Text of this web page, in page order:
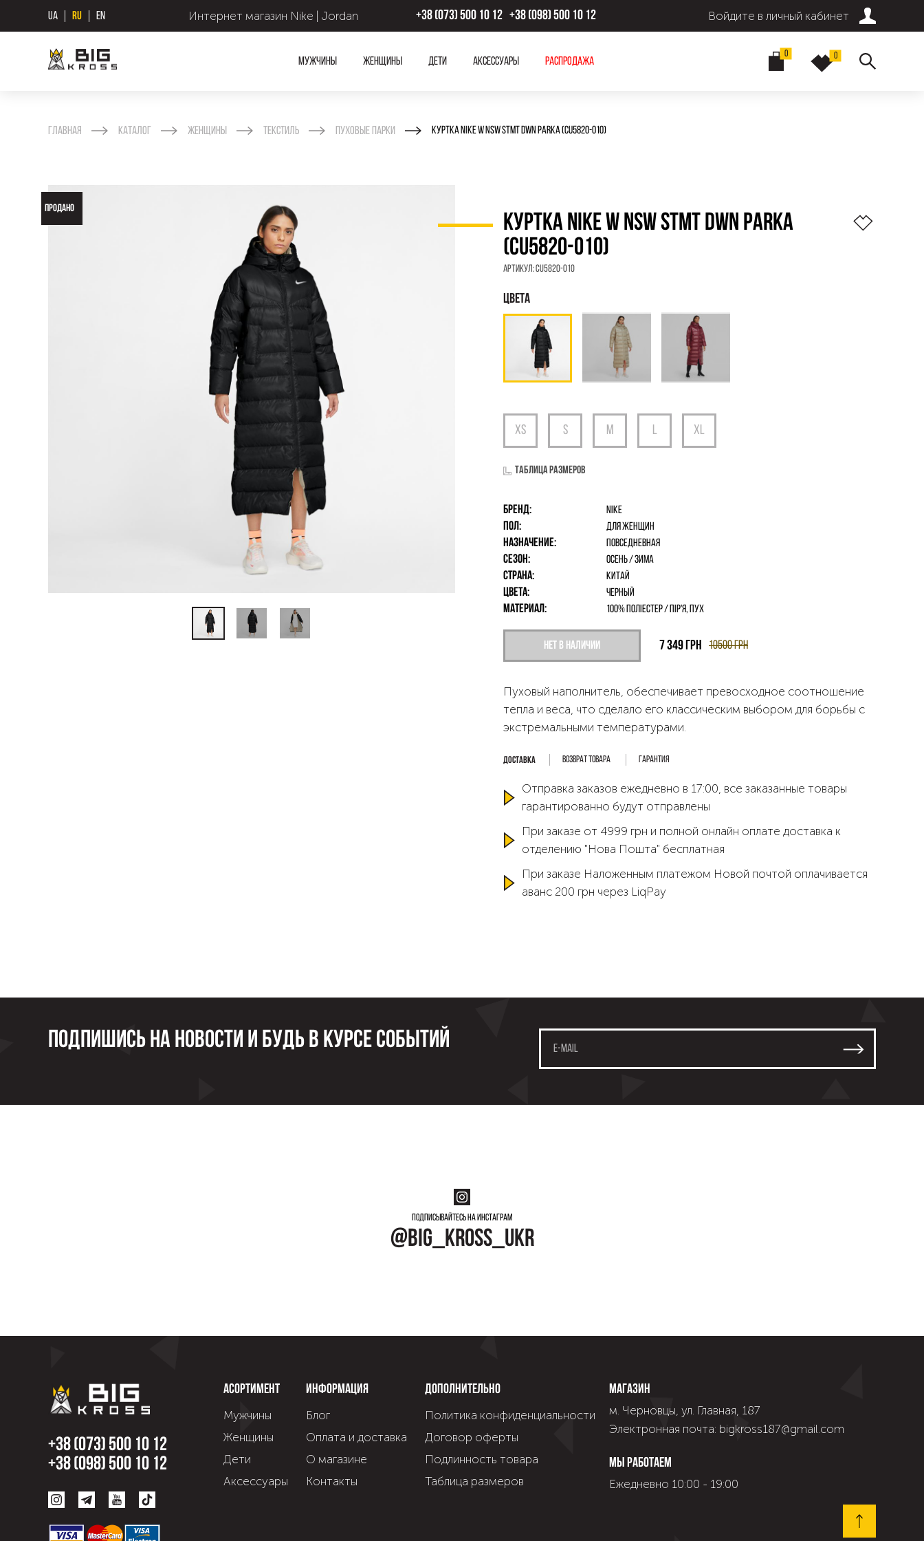
UA RU EN Интернет магазин Nike | Jordan +38 (073) 500 10 12 +38 (098) 500 10 12 Войдите в личный кабинет
Мужчины Женщины Дети Аксессуары Распродажа
0 0
Главная Каталог Женщины Текстиль Пуховые парки КУРТКА NIKE W NSW STMT DWN PARKA (CU5820-010)
ПРОДАНО
КУРТКА NIKE W NSW STMT DWN PARKA
(CU5820-010)
Артикул:CU5820-010
Таблица размеров
Бренд: Nike
Пол: для женщин
Назначение: Повседневная
Сезон: Осень / Зима
Страна: Китай
Цвета: Черный
Материал: 100% поліестер / пір'я, пух
Нет в наличии 10500грн
7 349 грн
Пуховый наполнитель, обеспечивает превосходное соотношение
тепла и веса, что сделало его классическим выбором для борьбы с
экстремальными температурами.
Возврат товара Гарантия
Отправка заказов ежедневно в 17:00, все заказанные товары
гарантированно будут отправлены
При заказе от 4999 грн и полной онлайн оплате доставка к
отделению "Нова Пошта" бесплатная
При заказе Наложенным платежом Новой почтой оплачивается
аванс 200 грн через LiqPay
Подпишись на новости и будь в курсе событий
Подписывайтесь на инстаграм
@big_kross_ukr
+38 (073) 500 10 12
+38 (098) 500 10 12
Асортимент
Мужчины
Женщины
Дети
Аксессуары
Информация
Блог
Оплата и доставка
О магазине
Контакты
Дополнительно
Политика конфиденциальности
Договор оферты
Подлинность товара
Таблица размеров
Магазин
м. Черновцы, ул. Главная, 187
Электронная почта: bigkross187@gmail.com
Мы работаем
Ежедневно 10:00 - 19:00